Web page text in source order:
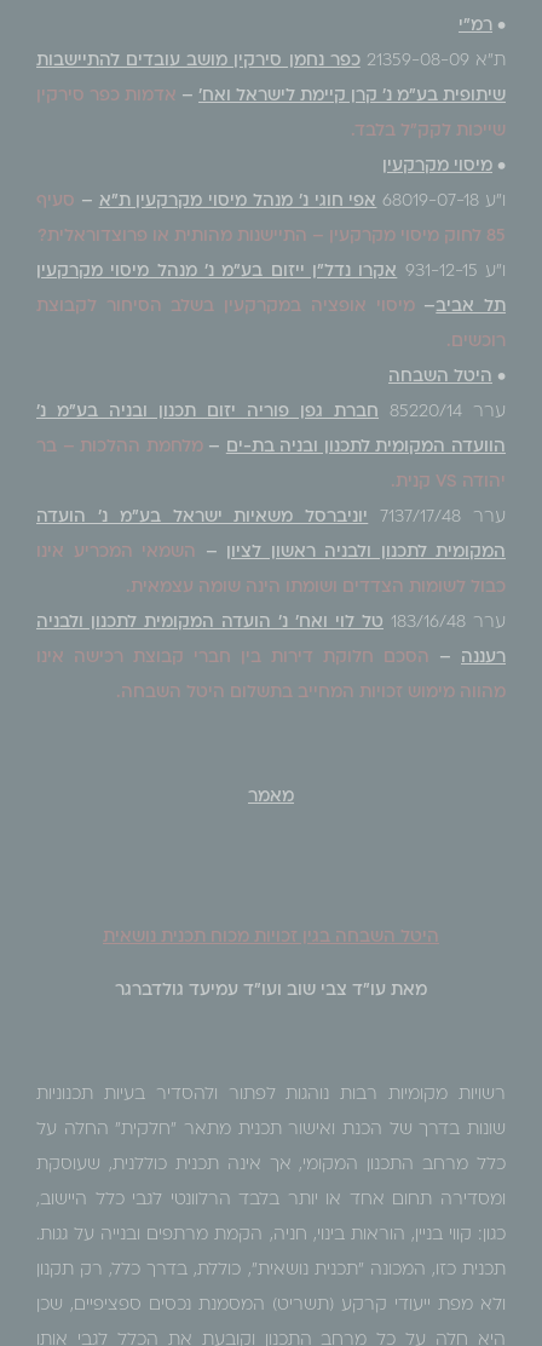
• רמ"י
ת"א 21359-08-09 כפר נחמן סירקין מושב עובדים להתיישבות
שיתופית בע"מ נ' קרן קיימת לישראל ואח' – אדמות כפר סירקין
שייכות לקק"ל בלבד.
• מיסוי מקרקעין
ו"ע 68019-07-18 אפי חוגי נ' מנהל מיסוי מקרקעין ת"א – סעיף
85 לחוק מיסוי מקרקעין – התיישנות מהותית או פרוצדוראלית?
ו"ע 931-12-15 אקרו נדל"ן ייזום בע"מ נ' מנהל מיסוי מקרקעין
תל אביב–מיסוי אופציה במקרקעין בשלב הסיחור לקבוצת
רוכשים.
• היטל השבחה
ערר 85220/14 חברת גפן פוריה יזום תכנון ובניה בע"מ נ'
הוועדה המקומית לתכנון ובניה בת-ים –מלחמת ההלכות – בר
יהודה VS קנית.
ערר 7137/17/48 יוניברסל משאיות ישראל בע"מ נ' הועדה
המקומית לתכנון ולבניה ראשון לציון – השמאי המכריע אינו
כבול לשומות הצדדים ושומתו הינה שומה עצמאית.
ערר 183/16/48 טל לוי ואח' נ' הועדה המקומית לתכנון ולבניה
רעננה – הסכם חלוקת דירות בין חברי קבוצת רכישה אינו
מהווה מימוש זכויות המחייב בתשלום היטל השבחה.
מאמר
היטל השבחה בגין זכויות מכוח תכנית נושאית
מאת עו"ד צבי שוב ועו"ד עמיעד גולדברגר
רשויות מקומיות רבות נוהגות לפתור ולהסדיר בעיות תכנוניות
שונות בדרך של הכנת ואישור תכנית מתאר "חלקית" החלה על
כלל מרחב התכנון המקומי, אך אינה תכנית כוללנית, שעוסקת
ומסדירה תחום אחד או יותר בלבד הרלוונטי לגבי כלל היישוב,
כגון: קווי בניין, הוראות בינוי, חניה, הקמת מרתפים ובנייה על גגות.
תכנית כזו, המכונה "תכנית נושאית", כוללת, בדרך כלל, רק תקנון
ולא מפת ייעודי קרקע (תשריט) המסמנת נכסים ספציפיים, שכן
היא חלה על כל מרחב התכנון וקובעת את הכלל לגבי אותו